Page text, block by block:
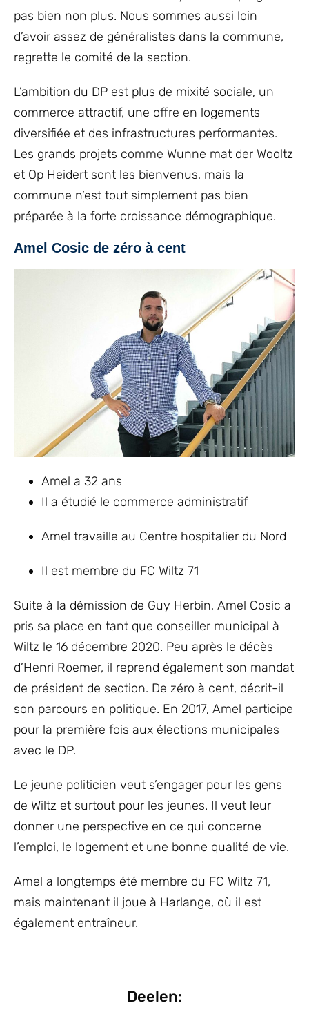
pas bien non plus. Nous sommes aussi loin
d’avoir assez de généralistes dans la commune,
regrette le comité de la section.
L’ambition du DP est plus de mixité sociale, un
commerce attractif, une offre en logements
diversifiée et des infrastructures performantes.
Les grands projets comme Wunne mat der Wooltz
et Op Heidert sont les bienvenus, mais la
commune n’est tout simplement pas bien
préparée à la forte croissance démographique.
Amel Cosic de zéro à cent
Amel a 32 ans
Il a étudié le commerce administratif
Amel travaille au Centre hospitalier du Nord
Il est membre du FC Wiltz 71
Suite à la démission de Guy Herbin, Amel Cosic a
pris sa place en tant que conseiller municipal à
Wiltz le 16 décembre 2020. Peu après le décès
d’Henri Roemer, il reprend également son mandat
de président de section. De zéro à cent, décrit-il
son parcours en politique. En 2017, Amel participe
pour la première fois aux élections municipales
avec le DP.
Le jeune politicien veut s’engager pour les gens
de Wiltz et surtout pour les jeunes. Il veut leur
donner une perspective en ce qui concerne
l’emploi, le logement et une bonne qualité de vie.
Amel a longtemps été membre du FC Wiltz 71,
mais maintenant il joue à Harlange, où il est
également entraîneur.
Deelen: